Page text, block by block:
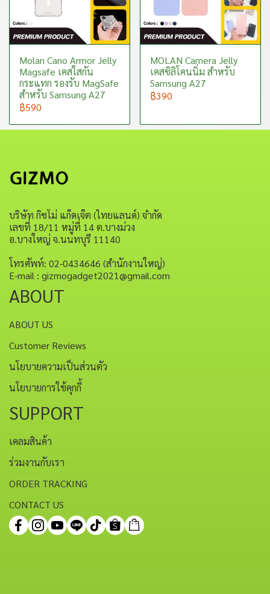
Molan Cano Armor Jelly
Magsafe เคสใสกัน
กระแทก รองรับ MagSafe
สำหรับ Samsung A27
฿590
MOLAN Camera Jelly
เคสซิลิโคนนิ่ม สำหรับ
Samsung A27
฿390
บริษัท กิซโม่ แก็ดเจ็ต (ไทยแลนด์) จำกัด
เลขที่ 18/11 หมู่ที่ 14 ต.บางม่วง
อ.บางใหญ่ จ.นนทบุรี 11140
โทรศัพท์: 02-0434646 (สำนักงานใหญ่)
E-mail : gizmogadget2021@gmail.com
ABOUT
ABOUT US
Customer Reviews
นโยบายความเป็นส่วนตัว
นโยบายการใช้คุกกี้
SUPPORT
เคลมสินค้า
ร่วมงานกับเรา
ORDER TRACKING
CONTACT US